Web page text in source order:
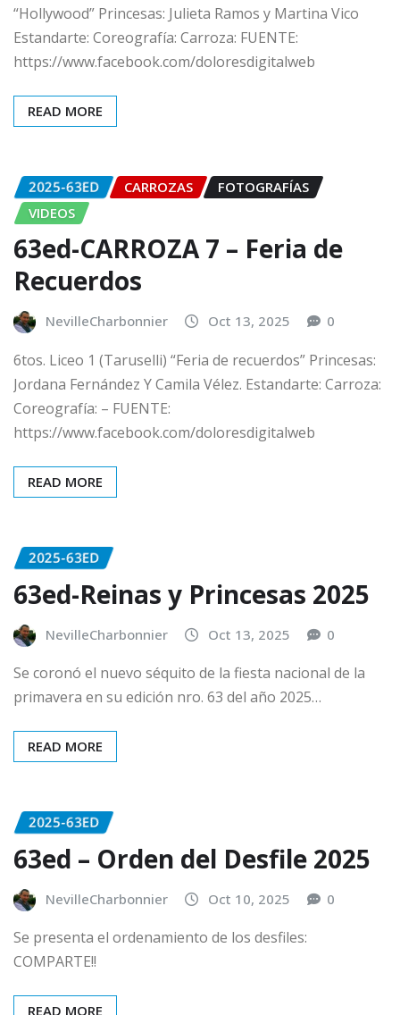
“Hollywood” Princesas: Julieta Ramos y Martina Vico
Estandarte: Coreografía: Carroza: FUENTE:
https://www.facebook.com/doloresdigitalweb
READ MORE
2025-63ED CARROZAS
FOTOGRAFÍAS
VIDEOS
63ed-CARROZA 7 – Feria de
Recuerdos
NevilleCharbonnier Oct 13, 2025 0
6tos. Liceo 1 (Taruselli) “Feria de recuerdos” Princesas:
Jordana Fernández Y Camila Vélez. Estandarte: Carroza:
Coreografía: – FUENTE:
https://www.facebook.com/doloresdigitalweb
READ MORE
2025-63ED
63ed-Reinas y Princesas 2025
NevilleCharbonnier Oct 13, 2025 0
Se coronó el nuevo séquito de la fiesta nacional de la
primavera en su edición nro. 63 del año 2025…
READ MORE
2025-63ED
63ed – Orden del Desfile 2025
NevilleCharbonnier Oct 10, 2025 0
Se presenta el ordenamiento de los desfiles:
COMPARTE!!
READ MORE